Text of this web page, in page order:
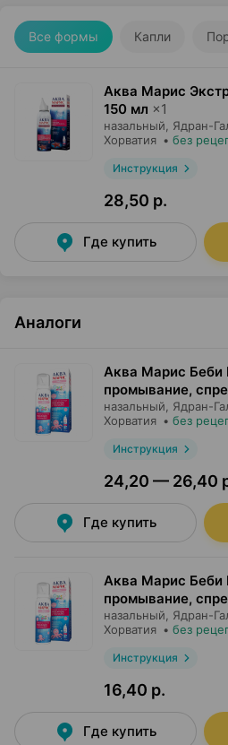
Все формы Капли
Аква Марис
150 мл ×1
назальный, Ядран-
Хорватия • без
Инструкция
28,50 р.
Где купить
Аналоги
Аква Марис Беби
промывание,
назальный, Ядран-
Хорватия • без
Инструкция
24,20 — 26,40
Где купить
Аква Марис Беби
промывание,
назальный, Ядран-
Хорватия • без
Инструкция
16,40 р.
Где купить